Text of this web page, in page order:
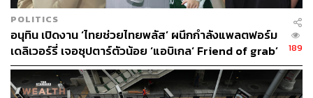
POLITICS
อนุทิน เปิดงาน ‘ไทยช่วยไทยพลัส’ ผนึกกำลังแพลตฟอร์ม
เดลิเวอร์รี่ เจอซุปตาร์ตัวน้อย ‘แอบิเกล‘ Friend of grab’
189